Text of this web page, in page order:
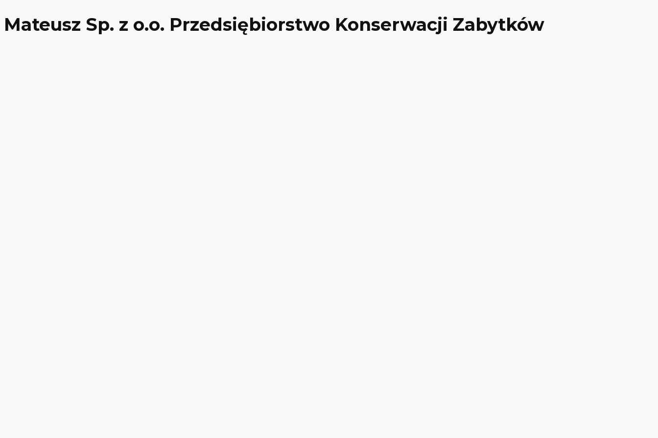
Mateusz Sp. z o.o. Przedsiębiorstwo Konserwacji Zabytków